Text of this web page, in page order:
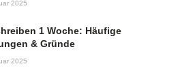
2025
1 Woche: Häufige
& Gründe
2025